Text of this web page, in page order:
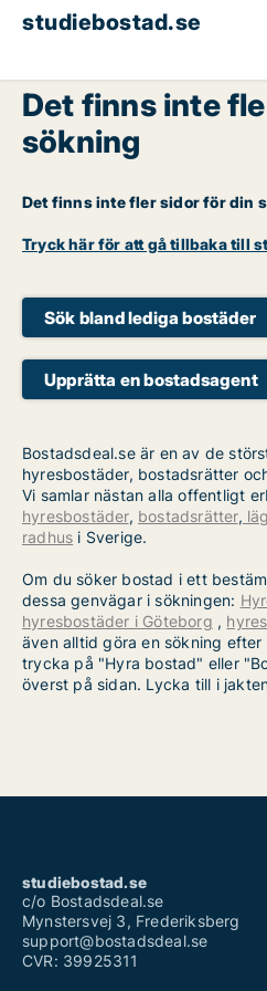
studiebostad.se
Det finns inte
sökning
Det finns inte fler sidor för din
Tryck här för att gå tillbaka till
Sök bland lediga bostäder
Upprätta en bostadsagent
Bostadsdeal.se är en av de
hyresbostäder, bostadsrätter
Vi samlar nästan alla offentligt
hyresbostäder, bostadsrätter,
radhus i Sverige.
Om du söker bostad i ett
dessa genvägar i sökningen:
hyresbostäder i Göteborg ,
även alltid göra en sökning
trycka på "Hyra bostad" eller
överst på sidan. Lycka till i
studiebostad.se
c/o Bostadsdeal.se
Mynstersvej 3, Frederiksberg
support@bostadsdeal.se
CVR: 39925311